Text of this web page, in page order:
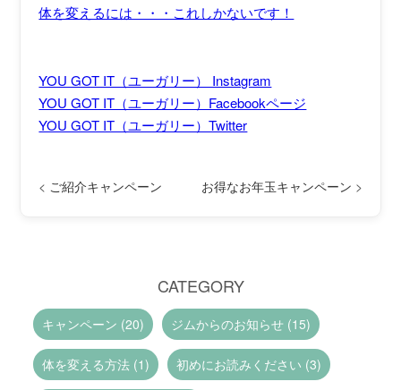
体を変えるには・・・これしかないです！
YOU GOT IT（ユーガリー） Instagram
YOU GOT IT（ユーガリー）Facebookページ
YOU GOT IT（ユーガリー）Twitter
< ご紹介キャンペーン お得なお年玉キャンペーン >
CATEGORY
キャンペーン (20) ジムからのお知らせ (15)
体を変える方法 (1) 初めにお読みください (3)